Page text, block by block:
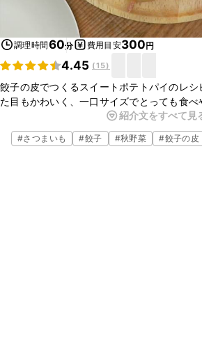
調理時間60分 費用目安300円
4.45 (15)
餃子の皮でつくるスイートポテトパイのレ
た目もかわいく、一口サイズでとっても食べ
もは2つの食感が楽しめます。お子様のおや
ひ一度作ってみてくださいね。
紹介文をすべて見
#さつまいも #餃子 #秋野菜 #餃子の皮